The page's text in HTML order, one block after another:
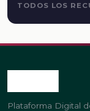
TODOS LOS
Plataforma Digital